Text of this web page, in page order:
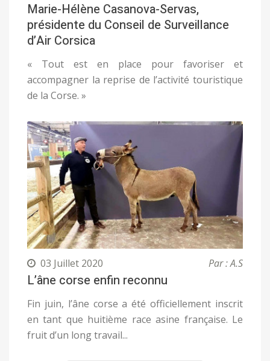
Marie-Hélène Casanova-Servas,
présidente du Conseil de Surveillance
d’Air Corsica
« Tout est en place pour favoriser et
accompagner la reprise de l’activité touristique
de la Corse. »
03 Juillet 2020 Par : A.S
L’âne corse enfin reconnu
Fin juin, l’âne corse a été officiellement inscrit
en tant que huitième race asine française. Le
fruit d’un long travail...